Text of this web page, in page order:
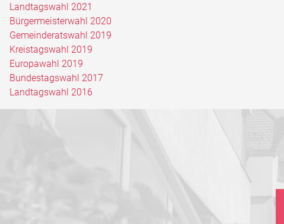
Landtagswahl 2021
Bürgermeisterwahl 2020
Gemeinderatswahl 2019
Kreistagswahl 2019
Europawahl 2019
Bundestagswahl 2017
Landtagswahl 2016